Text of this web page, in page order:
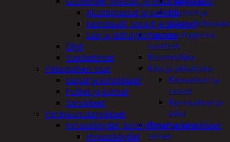
Hiusten ja
Hammashygienia
tuotteet
Kosmetiikka
Käsi ja jalkahoito
Käsivoiteet ja
rasvat
Kynsisakset ja
viilat
Pesuharjat ja -
sienet
Alustamassat ja pakkelit
Kemikaalit, sprayt ja silikonit
Lasi ja jäähdytinnesteet
Öljyt
Suodattimet
Pakoputken osat
Laipat ja kiinnikkeet
Putket ja kulmat
Tarvikkeet
Perävaunutarvikkeet
Hinausköydet, kiristysliinat ja kiinnikkeet
Hinausköydet